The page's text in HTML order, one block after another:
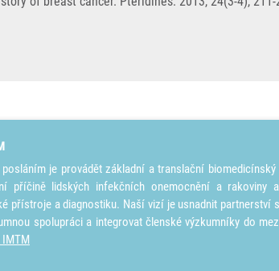
je provádět základní a translační
příčině lidských infekčních onemocnění a rakoviny
přístroje a diagnostiku. Naší vizí je usnadnit partnerství
spolupráci a integrovat členské výzkumníky do
IMTM